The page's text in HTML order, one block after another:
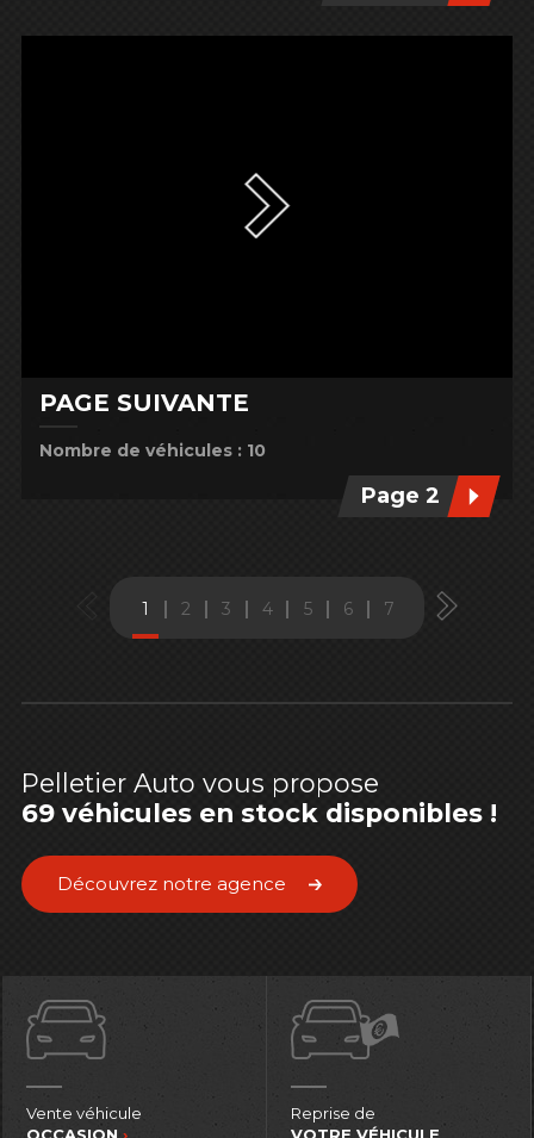
PAGE SUIVANTE
Nombre de véhicules : 10
Page 2
1 2 3 4 5 6 7
Pelletier Auto vous propose
69 véhicules en stock disponibles !
Découvrez notre agence
Vente véhicule
Reprise de